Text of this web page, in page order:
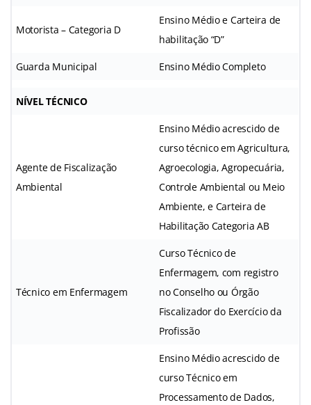
Motorista – Categoria D
Ensino Médio e Carteira de
habilitação “D”
Guarda Municipal Ensino Médio Completo
NÍVEL TÉCNICO
Agente de Fiscalização
Ambiental
Ensino Médio acrescido de
curso técnico em Agricultura,
Agroecologia, Agropecuária,
Controle Ambiental ou Meio
Ambiente, e Carteira de
Habilitação Categoria AB
Técnico em Enfermagem
Curso Técnico de
Enfermagem, com registro
no Conselho ou Órgão
Fiscalizador do Exercício da
Profissão
Ensino Médio acrescido de
curso Técnico em
Processamento de Dados,